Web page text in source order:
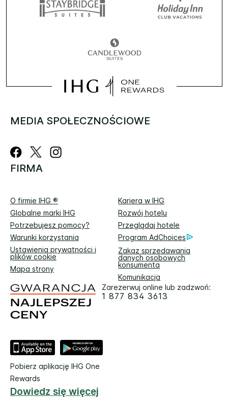
MEDIA SPOŁECZNOŚCIOWE
FIRMA
O firmie IHG ®
Kariera w IHG
Globalne marki IHG
Rozwój hotelu
Potrzebujesz pomocy?
Przeglądaj hotele
Warunki korzystania
Program AdChoices
Ustawienia prywatności i
plików cookie
Zakaz sprzedawania
danych osobowych
konsumenta
Mapa strony
Komunikacja
Zarezerwuj online lub zadzwoń:
1 877 834 3613
Pobierz aplikację IHG One
Rewards
Dowiedz się więcej